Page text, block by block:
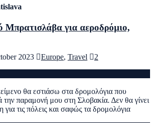
Μπρατισλάβα για αεροδρόμιο,
2023 Europe, Travel 2
θα εστιάσω στα δρομολόγια που
την παραμονή μου στη Σλοβακία. Δεν θα γίνει
για τις πόλεις και σαφώς τα δρομολόγια